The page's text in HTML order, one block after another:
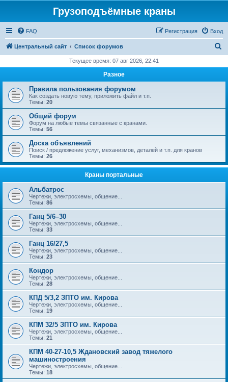
Грузоподъёмные краны
FAQ Вход
Регистрация
Центральный сайт Список форумов
с
Текущее время: 07 авг 2026, 22:41
Разное
Правила пользования форумом
Как создать новую тему, приложить файл и т.п.
Темы: 20
Общий форум
Форум на любые темы связанные с кранами.
Темы: 56
Доска объявлений
Поиск / предложение услуг, механизмов, деталей и т.п. для кранов
Темы: 26
Краны портальные
Альбатрос
Чертежи, электросхемы, общение...
Темы: 86
Ганц 5/6–30
Чертежи, электросхемы, общение...
Темы: 33
Ганц 16/27,5
Чертежи, электросхемы, общение...
Темы: 23
Кондор
Чертежи, электросхемы, общение...
Темы: 28
КПД 5/3,2 ЗПТО им. Кирова
Чертежи, электросхемы, общение...
Темы: 19
КПМ 32/5 ЗПТО им. Кирова
Чертежи, электросхемы, общение...
Темы: 21
КПМ 40-27-10,5 Ждановский завод тяжелого
машиностроения
Чертежи, электросхемы, общение...
Темы: 18